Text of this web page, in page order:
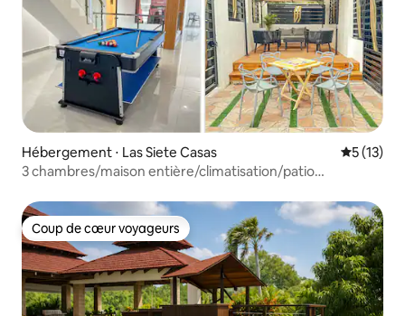
Hébergement ⋅ Las Siete Casas
5 (13)
3 chambres/maison entière/climatisation/patio
Coup de cœur voyageurs
Coup de cœur voyageurs